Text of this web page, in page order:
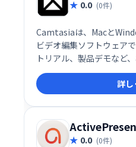
0.0 (0件)
Camtasiaは、Macと
ビデオ編集ソフトウェア
トリアル、製品デモなど
成を簡単に実現します。
ェブカメラを使った撮影
や注釈機能、エフェクト
ートします。初心者から
ご利用いただけます。
詳し
0.0 (0件)